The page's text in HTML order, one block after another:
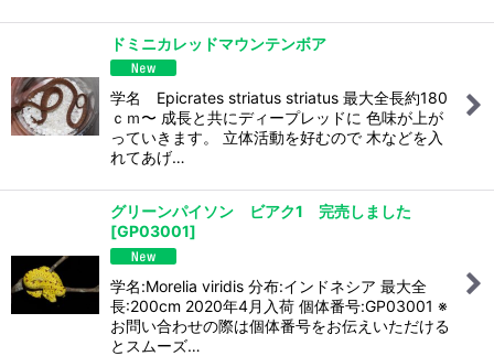
ドミニカレッドマウンテンボア
学名 Epicrates striatus striatus 最大全長約180
ｃｍ〜 成長と共にディープレッドに 色味が上が
っていきます。 立体活動を好むので 木などを入
れてあげ…
グリーンパイソン ビアク1 完売しました
[GP03001]
学名:Morelia viridis 分布:インドネシア 最大全
長:200cm 2020年4月入荷 個体番号:GP03001 ※
お問い合わせの際は個体番号をお伝えいただける
とスムーズ…